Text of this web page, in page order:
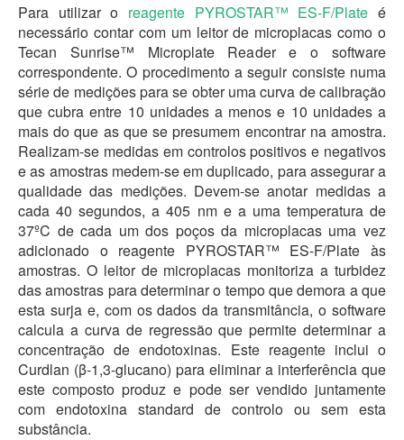
Para utilizar o reagente PYROSTAR™ ES-F/Plate é
necessário contar com um leitor de microplacas como o
Tecan Sunrise™ Microplate Reader e o software
correspondente. O procedimento a seguir consiste numa
série de medições para se obter uma curva de calibração
que cubra entre 10 unidades a menos e 10 unidades a
mais do que as que se presumem encontrar na amostra.
Realizam-se medidas em controlos positivos e negativos
e as amostras medem-se em duplicado, para assegurar a
qualidade das medições. Devem-se anotar medidas a
cada 40 segundos, a 405 nm e a uma temperatura de
37ºC de cada um dos poços da microplacas uma vez
adicionado o reagente PYROSTAR™ ES-F/Plate às
amostras. O leitor de microplacas monitoriza a turbidez
das amostras para determinar o tempo que demora a que
esta surja e, com os dados da transmitância, o software
calcula a curva de regressão que permite determinar a
concentração de endotoxinas. Este reagente inclui o
Curdlan (β-1,3-glucano) para eliminar a interferência que
este composto produz e pode ser vendido juntamente
com endotoxina standard de controlo ou sem esta
substância.